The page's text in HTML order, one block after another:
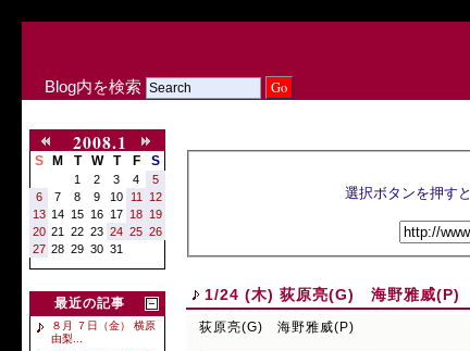
Blog内を検索
2008.1
S M T W T F S
1 2 3 4
5
6
7 8 9 10 11
12
13 14 15 16 17 18 19
20 21 22 23 24 25 26
27 28 29 30 31
最近の記事
８月 ７日（金） 横原
由梨...
1/24 (木) 荻原亮(G) 海野雅威(P)
荻原亮(G) 海野雅威(P)